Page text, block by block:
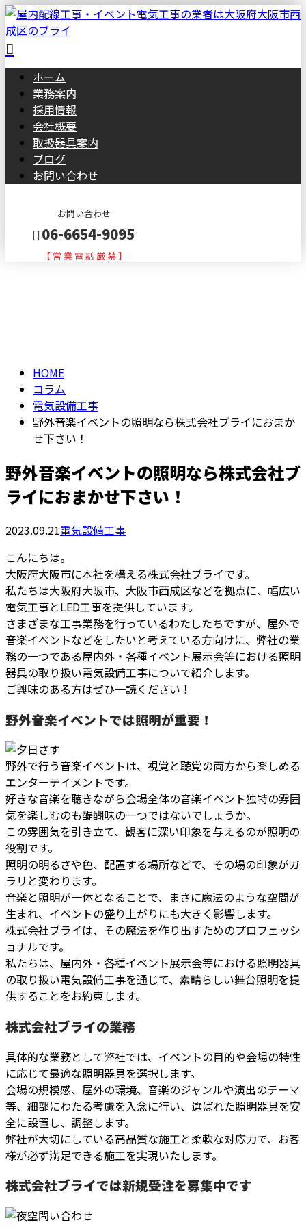
ホーム
業務案内
採用情報
会社概要
取扱器具案内
ブログ
お問い合わせ
お問い合わせ
06-6654-9095
【 営 業 電 話 厳 禁 】
HOME
コラム
電気設備工事
野外音楽イベントの照明なら株式会社ブライにおまか
せ下さい！
野外音楽イベントの照明なら株式会社ブ
ライにおまかせ下さい！
2023.09.21電気設備工事
こんにちは。
大阪府大阪市に本社を構える株式会社ブライです。
私たちは大阪府大阪市、大阪市西成区などを拠点に、幅広い
電気工事とLED工事を提供しています。
さまざまな工事業務を行っているわたしたちですが、屋外で
音楽イベントなどをしたいと考えている方向けに、弊社の業
務の一つである屋内外・各種イベント展示会等における照明
器具の取り扱い電気設備工事について紹介します。
ご興味のある方はぜひ一読ください！
野外音楽イベントでは照明が重要！
野外で行う音楽イベントは、視覚と聴覚の両方から楽しめる
エンターテイメントです。
好きな音楽を聴きながら会場全体の音楽イベント独特の雰囲
気を楽しむのも醍醐味の一つではないでしょうか。
この雰囲気を引き立て、観客に深い印象を与えるのが照明の
役割です。
照明の明るさや色、配置する場所などで、その場の印象がガ
ラリと変わります。
音楽と照明が一体となることで、まさに魔法のような空間が
生まれ、イベントの盛り上がりにも大きく影響します。
株式会社ブライは、その魔法を作り出すためのプロフェッシ
ョナルです。
私たちは、屋内外・各種イベント展示会等における照明器具
の取り扱い電気設備工事を通じて、素晴らしい舞台照明を提
供することをお約束します。
株式会社ブライの業務
具体的な業務として弊社では、イベントの目的や会場の特性
に応じて最適な照明器具を選択します。
会場の規模感、屋外の環境、音楽のジャンルや演出のテーマ
等、細部にわたる考慮を入念に行い、選ばれた照明器具を安
全に設置し、調整します。
弊社が大切にしている高品質な施工と柔軟な対応力で、お客
様が必ず満足できる施工を実現いたします。
株式会社ブライでは新規受注を募集中です